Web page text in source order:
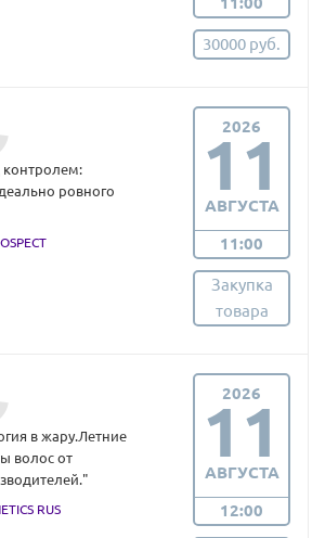
30000 руб.
контролем:
ровного
2026
11
АВГУСТА
11:00
Закупка
товара
в жару.Летние
волос от
RUS
2026
11
АВГУСТА
12:00